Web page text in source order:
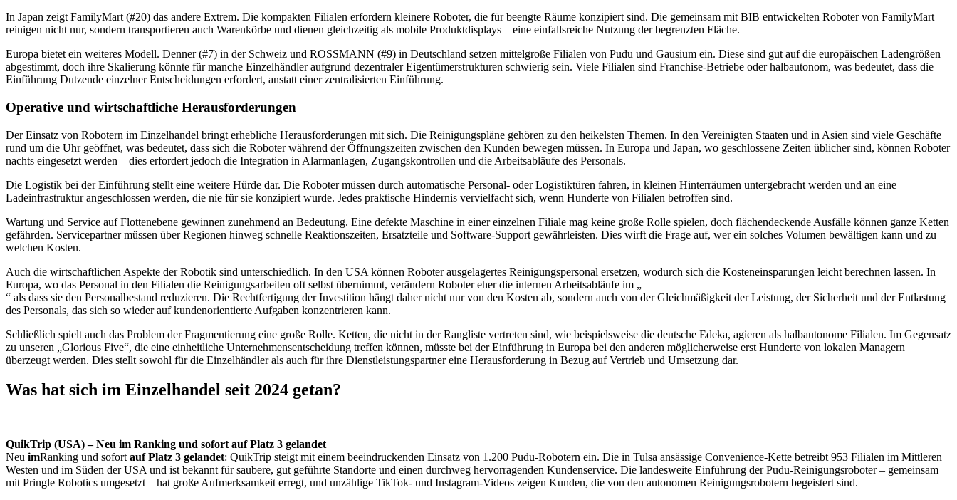
In Japan zeigt FamilyMart (#20) das andere Extrem. Die kompakten Filialen erfordern kleinere Roboter, die für beengte Räume konzipiert sind. Die gemeinsam mit BIB entwickelten Roboter von FamilyMart
reinigen nicht nur, sondern transportieren auch Warenkörbe und dienen gleichzeitig als mobile Produktdisplays – eine einfallsreiche Nutzung der begrenzten Fläche.
Europa bietet ein weiteres Modell. Denner (#7) in der Schweiz und ROSSMANN (#9) in Deutschland setzen mittelgroße Filialen von Pudu und Gausium ein. Diese sind gut auf die europäischen Ladengrößen
abgestimmt, doch ihre Skalierung könnte für manche Einzelhändler aufgrund dezentraler Eigentümerstrukturen schwierig sein. Viele Filialen sind Franchise-Betriebe oder halbautonom, was bedeutet, dass die
Einführung Dutzende einzelner Entscheidungen erfordert, anstatt einer zentralisierten Einführung.
Operative und wirtschaftliche Herausforderungen
Der Einsatz von Robotern im Einzelhandel bringt erhebliche Herausforderungen mit sich. Die Reinigungspläne gehören zu den heikelsten Themen. In den Vereinigten Staaten und in Asien sind viele Geschäfte
rund um die Uhr geöffnet, was bedeutet, dass sich die Roboter während der Öffnungszeiten zwischen den Kunden bewegen müssen. In Europa und Japan, wo geschlossene Zeiten üblicher sind, können Roboter
nachts eingesetzt werden – dies erfordert jedoch die Integration in Alarmanlagen, Zugangskontrollen und die Arbeitsabläufe des Personals.
Die Logistik bei der Einführung stellt eine weitere Hürde dar. Die Roboter müssen durch automatische Personal- oder Logistiktüren fahren, in kleinen Hinterräumen untergebracht werden und an eine
Ladeinfrastruktur angeschlossen werden, die nie für sie konzipiert wurde. Jedes praktische Hindernis vervielfacht sich, wenn Hunderte von Filialen betroffen sind.
Wartung und Service auf Flottenebene gewinnen zunehmend an Bedeutung. Eine defekte Maschine in einer einzelnen Filiale mag keine große Rolle spielen, doch flächendeckende Ausfälle können ganze Ketten
gefährden. Servicepartner müssen über Regionen hinweg schnelle Reaktionszeiten, Ersatzteile und Software-Support gewährleisten. Dies wirft die Frage auf, wer ein solches Volumen bewältigen kann und zu
welchen Kosten.
Auch die wirtschaftlichen Aspekte der Robotik sind unterschiedlich. In den USA können Roboter ausgelagertes Reinigungspersonal ersetzen, wodurch sich die Kosteneinsparungen leicht berechnen lassen. In
Europa, wo das Personal in den Filialen die Reinigungsarbeiten oft selbst übernimmt, verändern Roboter eher die internen Arbeitsabläufe im „
“ als dass sie den Personalbestand reduzieren. Die Rechtfertigung der Investition hängt daher nicht nur von den Kosten ab, sondern auch von der Gleichmäßigkeit der Leistung, der Sicherheit und der Entlastung
des Personals, das sich so wieder auf kundenorientierte Aufgaben konzentrieren kann.
Schließlich spielt auch das Problem der Fragmentierung eine große Rolle. Ketten, die nicht in der Rangliste vertreten sind, wie beispielsweise die deutsche Edeka, agieren als halbautonome Filialen. Im Gegensatz
zu unseren „Glorious Five“, die eine einheitliche Unternehmensentscheidung treffen können, müsste bei der Einführung in Europa bei den anderen möglicherweise erst Hunderte von lokalen Managern
überzeugt werden. Dies stellt sowohl für die Einzelhändler als auch für ihre Dienstleistungspartner eine Herausforderung in Bezug auf Vertrieb und Umsetzung dar.
Was hat sich im Einzelhandel seit 2024 getan?
QuikTrip (USA) – Neu im Ranking und sofort auf Platz 3 gelandet
Neu imRanking und sofort auf Platz 3 gelandet: QuikTrip steigt mit einem beeindruckenden Einsatz von 1.200 Pudu-Robotern ein. Die in Tulsa ansässige Convenience-Kette betreibt 953 Filialen im Mittleren
Westen und im Süden der USA und ist bekannt für saubere, gut geführte Standorte und einen durchweg hervorragenden Kundenservice. Die landesweite Einführung der Pudu-Reinigungsroboter – gemeinsam
mit Pringle Robotics umgesetzt – hat große Aufmerksamkeit erregt, und unzählige TikTok- und Instagram-Videos zeigen Kunden, die von den autonomen Reinigungsrobotern begeistert sind.